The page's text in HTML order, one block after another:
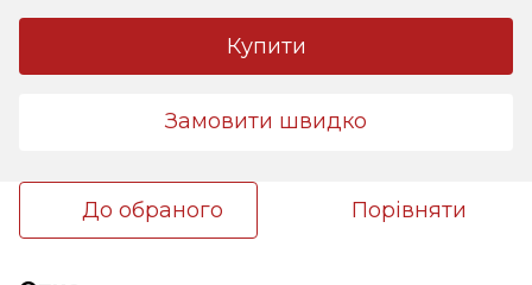
Купити
Замовити швидко
До обраного Порівняти